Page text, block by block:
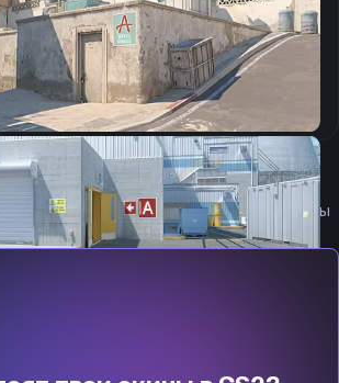
tdHw4-ekryK-YTQhG
Скопировать
06.08.2026
актуальным на
06.08.2026
2 стараемся еженедельно обновлять, чтобы
настройками игрока.